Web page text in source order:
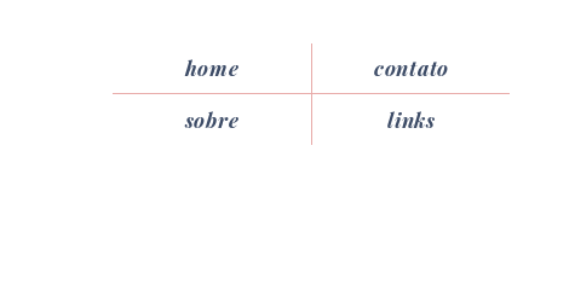
home
contato
sobre
links